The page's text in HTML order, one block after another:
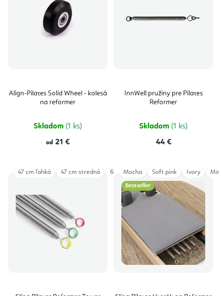
Align-Pilates Solid Wheel - kolesá
na reformer
Skladom (1 ks)
od 21 €
InnWell pružiny pre Pilates
Reformer
Skladom (1 ks)
44 €
47 cm ľahká 47 cm stredná 63 cm ľahká 63 cm stredná
Bestseller
Mocha Soft pink Ivory